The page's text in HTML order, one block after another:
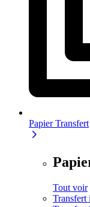
Papier Transfert
Tout voir
Transfert